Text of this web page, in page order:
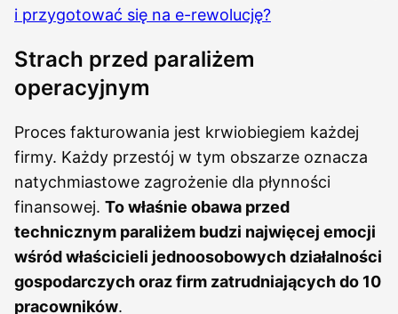
i przygotować się na e-rewolucję?
Strach przed paraliżem
operacyjnym
Proces fakturowania jest krwiobiegiem każdej
firmy. Każdy przestój w tym obszarze oznacza
natychmiastowe zagrożenie dla płynności
finansowej. To właśnie obawa przed
technicznym paraliżem budzi najwięcej emocji
wśród właścicieli jednoosobowych działalności
gospodarczych oraz firm zatrudniających do 10
pracowników.